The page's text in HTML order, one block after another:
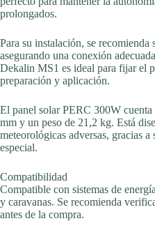
prolongados.
Para su instalación, se
asegurando una conexión
Dekalin MS1 es ideal para fijar el
preparación y aplicación.
El panel solar PERC 300W
mm y un peso de 21,2 kg. Está
meteorológicas adversas, gracias
especial.
Compatibilidad
Compatible con sistemas de
y caravanas. Se recomienda
antes de la compra.